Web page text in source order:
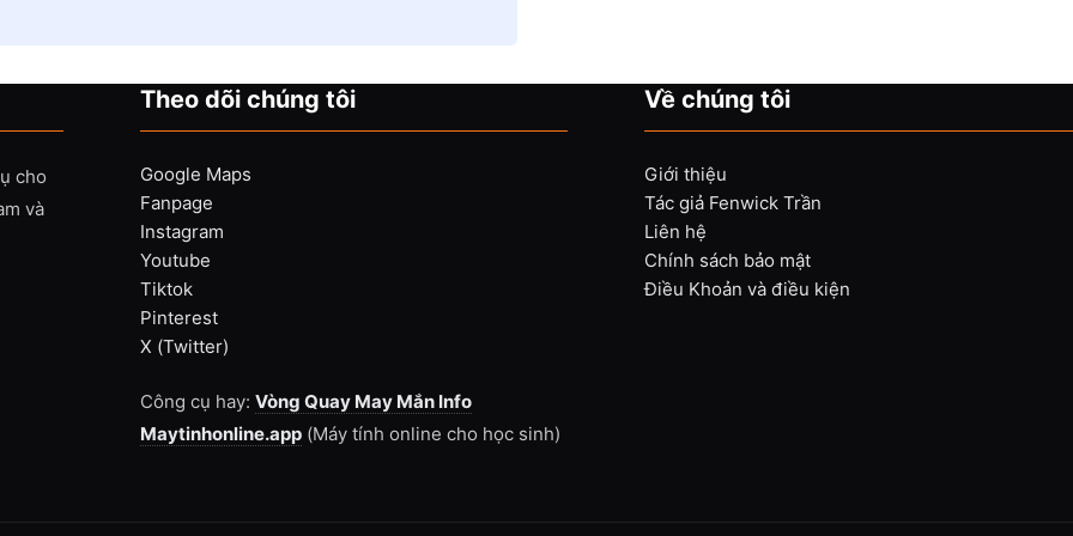
cho
và
Theo dõi chúng tôi
Google Maps
Fanpage
Instagram
Youtube
Tiktok
Pinterest
X (Twitter)
Công cụ hay: Vòng Quay May Mắn Info
Maytinhonline.app(Máy tính online cho học sinh)
Về chúng tôi
Giới thiệu
Tác giả Fenwick Trần
Liên hệ
Chính sách bảo mật
Điều Khoản và điều kiện